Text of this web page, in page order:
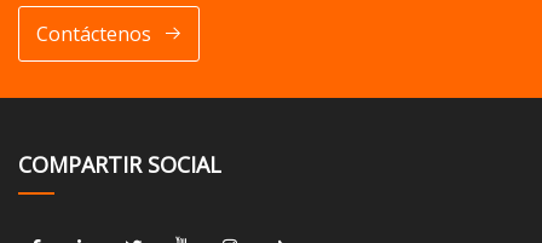
Contáctenos
COMPARTIR SOCIAL